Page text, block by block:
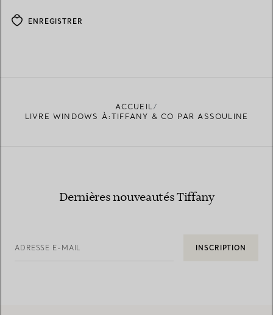
ENREGISTRER
ACCUEIL
LIVRE WINDOWS À:TIFFANY & CO PAR ASSOULINE
Dernières nouveautés Tiffany
ADRESSE E-MAIL INSCRIPTION